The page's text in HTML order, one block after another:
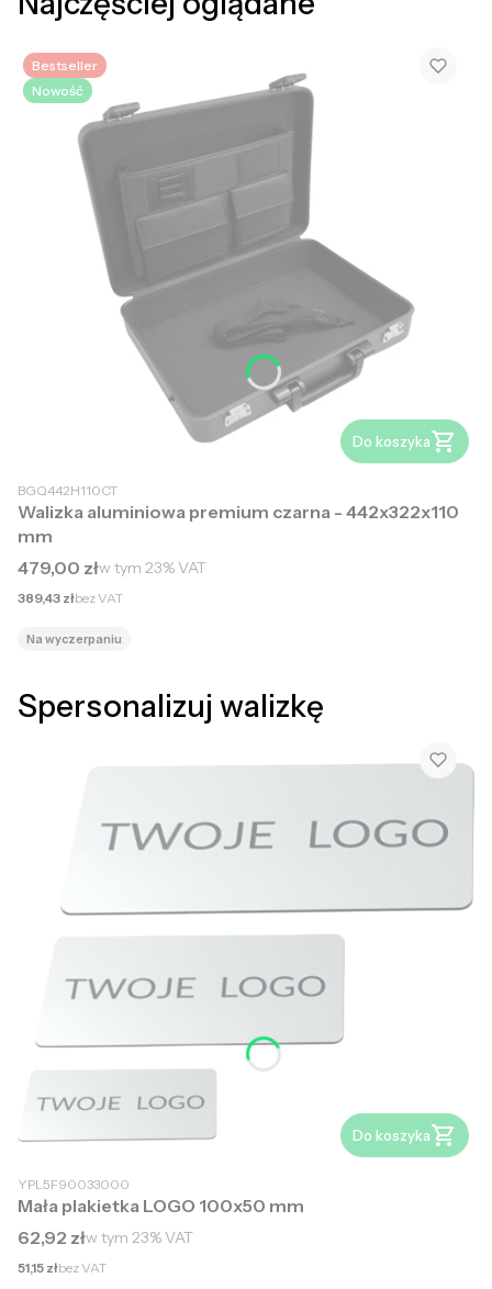
Bestseller
Nowość
Do koszyka
BGQ442H110CT
Walizka aluminiowa premium czarna - 442x322x110
mm
Cena brutto
479,00 złw tym 23%VAT
Cena netto
389,43 złbez VAT
Na wyczerpaniu
Spersonalizuj walizkę
Do koszyka
YPL5F90033000
Mała plakietka LOGO 100x50 mm
Cena brutto
62,92 złw tym 23%VAT
Cena netto
51,15 złbez VAT